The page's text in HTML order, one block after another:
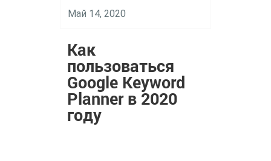
Май 14, 2020
Как
пользоваться
Google Keyword
Planner в 2020
году